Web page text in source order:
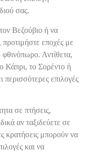
σας.
Βεζούβιο ή να
εποχές με
φθινόπωρο. Αντίθετα,
Κάπρι, το Σορέντο ή
επιλογές
σε πτήσεις,
αν ταξιδεύετε σε
κρατήσεις μπορούν να
και να